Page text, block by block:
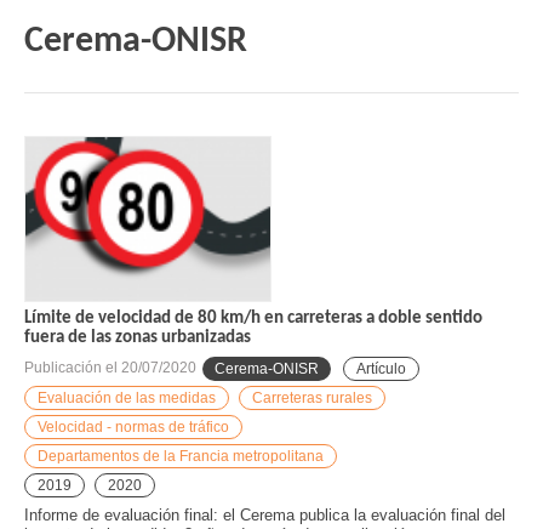
Cerema-ONISR
Límite de velocidad de 80 km/h en carreteras a doble sentido
fuera de las zonas urbanizadas
Publicación el 20/07/2020 Cerema-ONISR
Artículo
Evaluación de las medidas
Carreteras rurales
Velocidad - normas de tráfico
Departamentos de la Francia metropolitana
2019
2020
Informe de evaluación final: el Cerema publica la evaluación final del